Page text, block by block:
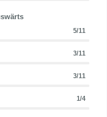
5/11
3/11
3/11
1/4